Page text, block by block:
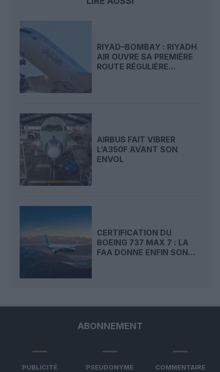
RIYAD–BOMBAY : RIYADH
AIR OUVRE SA PREMIÈRE
ROUTE RÉGULIÈRE...
AIRBUS FAIT VIBRER
L’A350F AVANT SON
ENVOL
CERTIFICATION DU
BOEING 737 MAX 7 : LA
FAA DONNE ENFIN SON...
ABONNEMENT
PUBLICITÉ
PSEUDONYME
COMMENTAIRE